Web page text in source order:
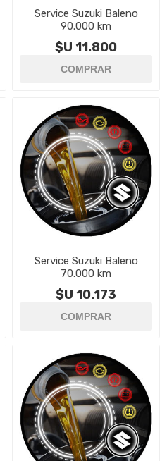
Service Suzuki Baleno
90.000 km
$U 11.800
Service Suzuki Baleno
70.000 km
$U 10.173